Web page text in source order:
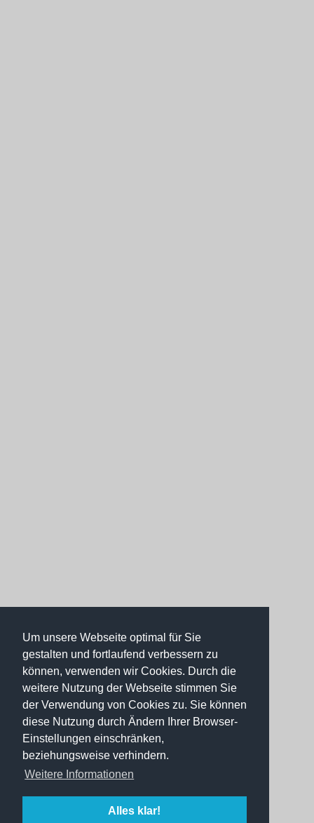
Um unsere Webseite optimal für Sie
gestalten und fortlaufend verbessern zu
können, verwenden wir Cookies. Durch die
weitere Nutzung der Webseite stimmen Sie
der Verwendung von Cookies zu. Sie können
diese Nutzung durch Ändern Ihrer Browser-
Einstellungen einschränken,
beziehungsweise verhindern.
Weitere Informationen
Alles klar!